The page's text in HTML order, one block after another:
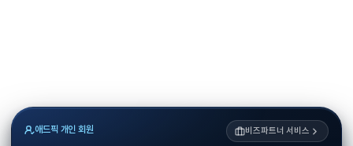
애드픽 개인 회원 비즈파트너 서비스